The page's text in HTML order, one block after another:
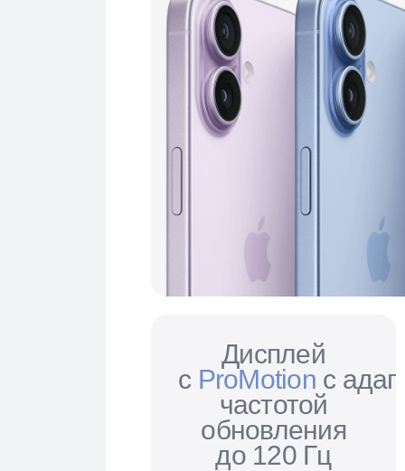
Дисплей
с ProMotion c
частотой
обновления
до 120 Гц